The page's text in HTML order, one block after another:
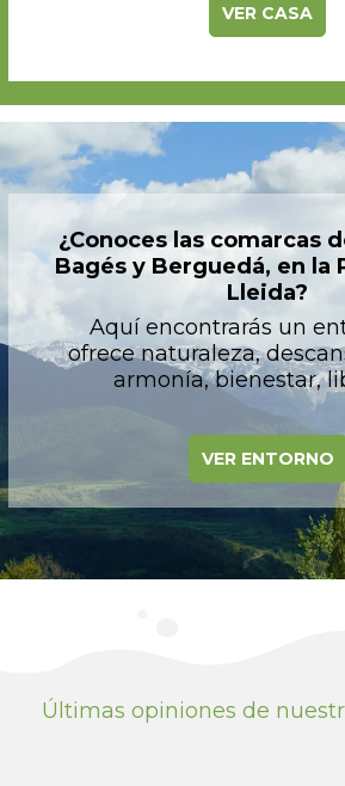
VER CASA
¿Conoces las comarcas
Bagés y Berguedá, en la
Lleida?
Aquí encontrarás un
ofrece naturaleza,
armonía, bienestar,
VER ENTORNO
Últimas opiniones de